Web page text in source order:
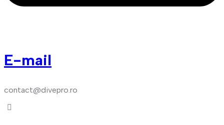
E-mail
contact@divepro.ro